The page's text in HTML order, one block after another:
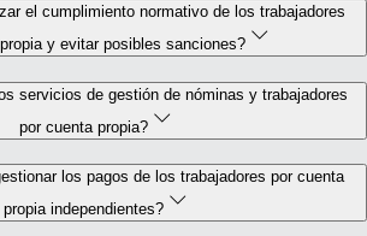
el cumplimiento normativo de los trabajadores
y evitar posibles sanciones?
servicios de gestión de nóminas y trabajadores
por cuenta propia?
los pagos de los trabajadores por cuenta
propia independientes?